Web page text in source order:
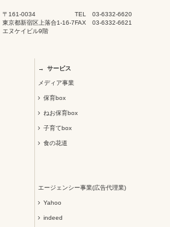
〒161-0034
東京都新宿区上落合1-16-7
エヌケイビル9階
TEL 03-6332-6620
FAX 03-6332-6621
サービス
メディア事業
保育box
ねお保育box
子育てbox
食の花道
エージェンシー事業(広告代理業)
Yahoo
indeed